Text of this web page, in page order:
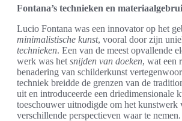
Fontana’s technieken en
Lucio Fontana was een innovator op het
minimalistische kunst, vooral door zijn
technieken. Een van de meest opvallende
werk was het snijden van doeken, wat een
benadering van schilderkunst
techniek breidde de grenzen van de
uit en introduceerde een driedimensionale
toeschouwer uitnodigde om het kunstwerk
verschillende perspectieven waar te nemen.